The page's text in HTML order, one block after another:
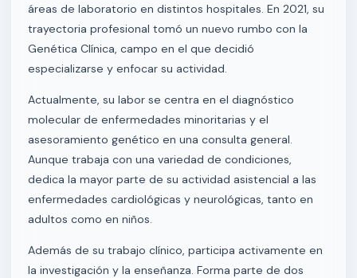
áreas de laboratorio en distintos hospitales. En 2021, su
trayectoria profesional tomó un nuevo rumbo con la
Genética Clínica, campo en el que decidió
especializarse y enfocar su actividad.
Actualmente, su labor se centra en el diagnóstico
molecular de enfermedades minoritarias y el
asesoramiento genético en una consulta general.
Aunque trabaja con una variedad de condiciones,
dedica la mayor parte de su actividad asistencial a las
enfermedades cardiológicas y neurológicas, tanto en
adultos como en niños.
Además de su trabajo clínico, participa activamente en
la investigación y la enseñanza. Forma parte de dos